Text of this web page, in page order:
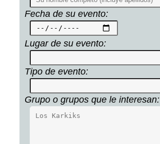
Fecha de su evento:
Lugar de su evento:
Tipo de evento:
Grupo o grupos que le interesan: